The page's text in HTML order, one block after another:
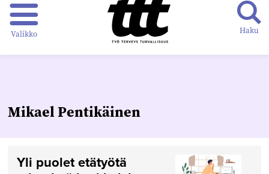
Valikko Haku
Mikael Pentikäinen
Yli puolet etätyötä